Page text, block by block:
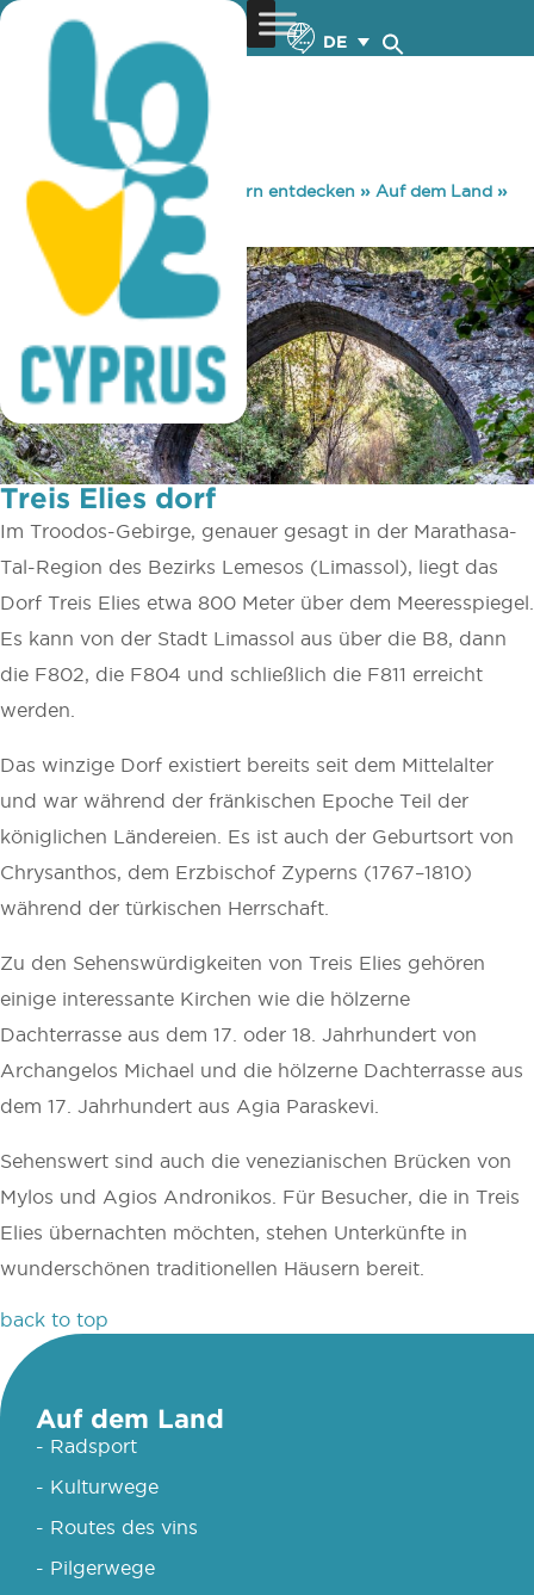
DE
You are here: Home »Zypern entdecken » Auf dem Land »
Dörfer
»Treis Elies dorf
Treis Elies dorf
Im Troodos-Gebirge, genauer gesagt in der Marathasa-
Tal-Region des Bezirks Lemesos (Limassol), liegt das
Dorf Treis Elies etwa 800 Meter über dem Meeresspiegel.
Es kann von der Stadt Limassol aus über die B8, dann
die F802, die F804 und schließlich die F811 erreicht
werden.
Das winzige Dorf existiert bereits seit dem Mittelalter
und war während der fränkischen Epoche Teil der
königlichen Ländereien. Es ist auch der Geburtsort von
Chrysanthos, dem Erzbischof Zyperns (1767–1810)
während der türkischen Herrschaft.
Zu den Sehenswürdigkeiten von Treis Elies gehören
einige interessante Kirchen wie die hölzerne
Dachterrasse aus dem 17. oder 18. Jahrhundert von
Archangelos Michael und die hölzerne Dachterrasse aus
dem 17. Jahrhundert aus Agia Paraskevi.
Sehenswert sind auch die venezianischen Brücken von
Mylos und Agios Andronikos. Für Besucher, die in Treis
Elies übernachten möchten, stehen Unterkünfte in
wunderschönen traditionellen Häusern bereit.
back to top
Auf dem Land
- Radsport
- Kulturwege
- Routes des vins
- Pilgerwege